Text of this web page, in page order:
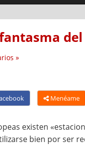
»
Menéame
existen
bien por ser